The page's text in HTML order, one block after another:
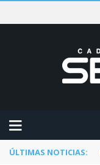
ÚLTIMAS NOTICIAS: